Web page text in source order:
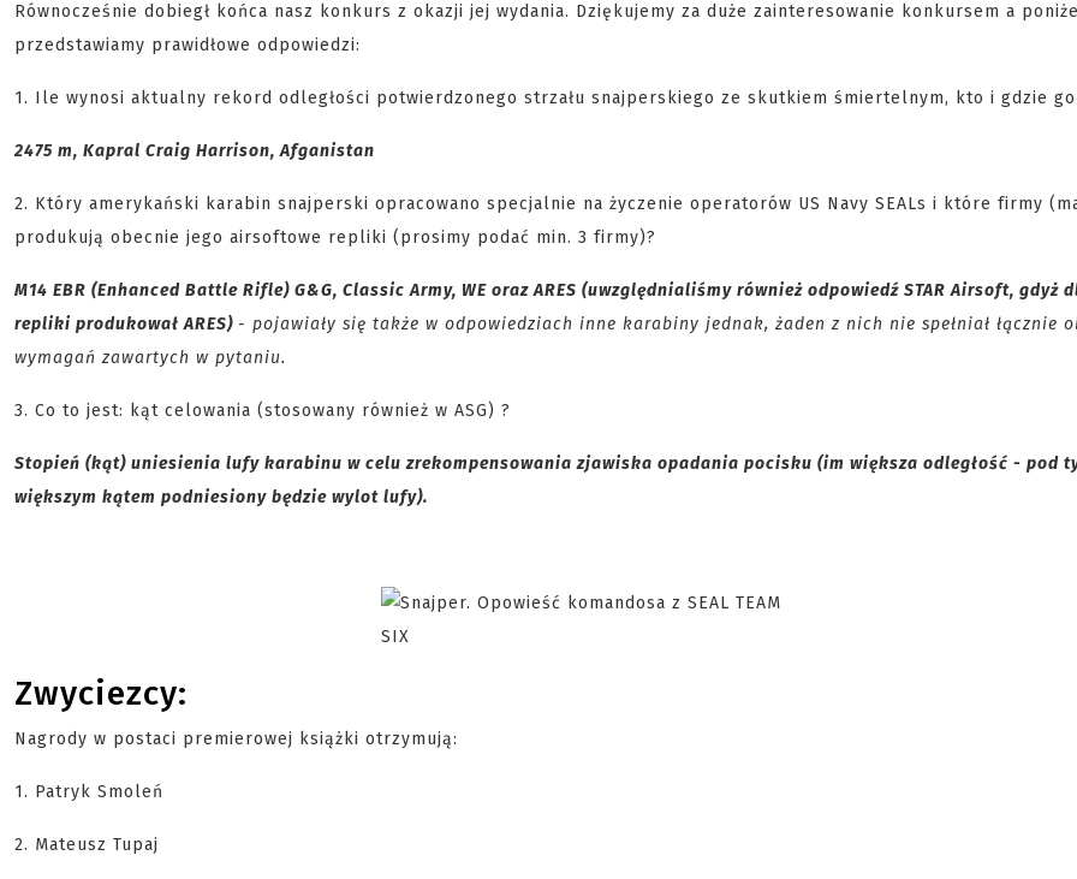
Równocześnie dobiegł końca nasz konkurs z okazji jej wydania. Dziękujemy za duże zainteresowanie konkursem a
przedstawiamy prawidłowe odpowiedzi:
1. Ile wynosi aktualny rekord odległości potwierdzonego strzału snajperskiego ze skutkiem śmiertelnym, kto i gdzie go
2475 m, Kapral Craig Harrison, Afganistan
2. Który amerykański karabin snajperski opracowano specjalnie na życzenie operatorów US Navy SEALs i które firmy
produkują obecnie jego airsoftowe repliki (prosimy podać min. 3 firmy)?
M14 EBR (Enhanced Battle Rifle) G&G, Classic Army, WE oraz ARES (uwzględnialiśmy również odpowiedź STAR Airsoft, gdyż
repliki produkował ARES) - pojawiały się także w odpowiedziach inne karabiny jednak, żaden z nich nie spełniał łącznie
wymagań zawartych w pytaniu.
3. Co to jest: kąt celowania (stosowany również w ASG) ?
Stopień (kąt) uniesienia lufy karabinu w celu zrekompensowania zjawiska opadania pocisku (im większa odległość - pod
większym kątem podniesiony będzie wylot lufy).
Zwyciezcy:
Nagrody w postaci premierowej książki otrzymują:
1. Patryk Smoleń
2. Mateusz Tupaj